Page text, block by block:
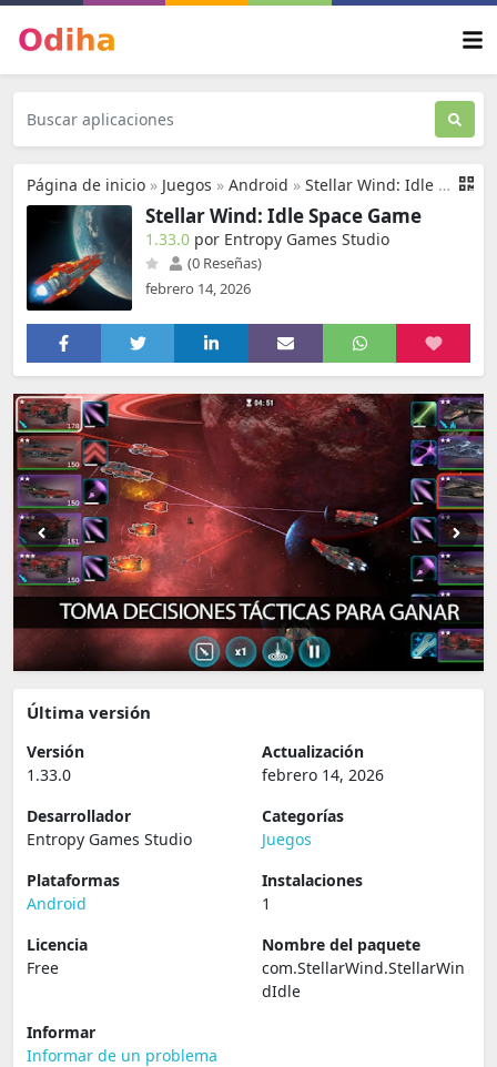
Página de inicio » Juegos » Android » Stellar Wind: Idle Space Game
Stellar Wind: Idle Space Game
1.33.0 por Entropy Games Studio
(0 Reseñas)
febrero 14, 2026
Última versión
Versión
1.33.0
Actualización
febrero 14, 2026
Desarrollador
Entropy Games Studio
Categorías
Juegos
Plataformas
Android
Instalaciones
1
Licencia
Free
Nombre del paquete
com.StellarWind.StellarWin
dIdle
Informar
Informar de un problema